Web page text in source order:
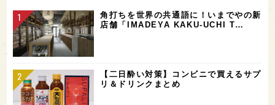
角打ちを世界の共通語に！いまでやの新
店舗「IMADEYA KAKU-UCHI T…
【二日酔い対策】コンビニで買えるサプ
リ＆ドリンクまとめ